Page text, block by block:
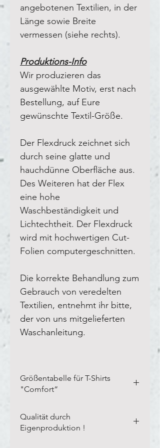
angebotenen Textilien, in der
Länge sowie Breite
vermessen (siehe rechts).
Produktions-Info
Wir produzieren das
ausgewählte Motiv, erst nach
Bestellung, auf Eure
gewünschte Textil-Größe.
Der Flexdruck zeichnet sich
durch seine glatte und
hauchdünne Oberfläche aus.
Des Weiteren hat der Flex
eine hohe
Waschbeständigkeit und
Lichtechtheit. Der Flexdruck
wird mit hochwertigen Cut-
Folien computergeschnitten.
Die korrekte Behandlung zum
Gebrauch von veredelten
Textilien, entnehmt ihr bitte,
der von uns mitgelieferten
Waschanleitung.
Größentabelle für T-Shirts
"Comfort“
Textilien in der Breite und Länge,
wie auf unserem Blanco-Textil
Qualität durch
Eigenproduktion !